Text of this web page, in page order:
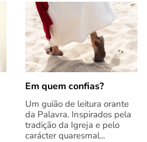
Em quem confias?
Um guião de leitura orante
da Palavra. Inspirados pela
tradição da Igreja e pelo
carácter quaresmal...